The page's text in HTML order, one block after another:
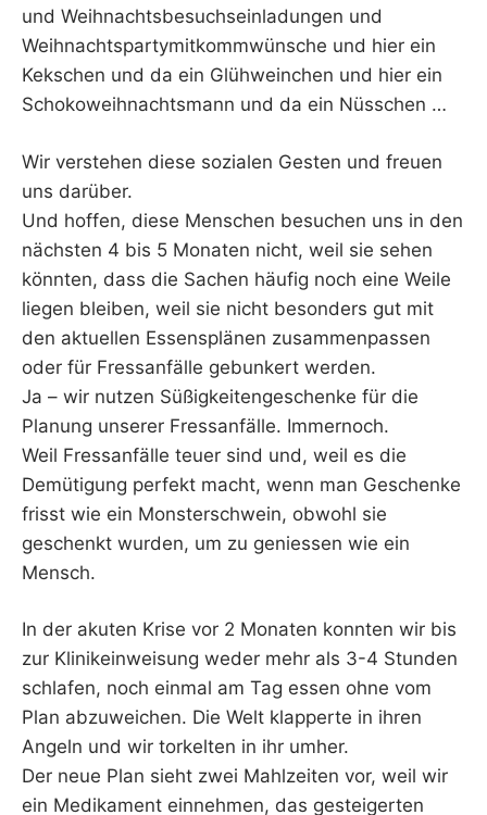
und Weihnachtsbesuchseinladungen und
Weihnachtspartymitkommwünsche und hier ein
Kekschen und da ein Glühweinchen und hier ein
Schokoweihnachtsmann und da ein Nüsschen …
Wir verstehen diese sozialen Gesten und freuen
uns darüber.
Und hoffen, diese Menschen besuchen uns in den
nächsten 4 bis 5 Monaten nicht, weil sie sehen
könnten, dass die Sachen häufig noch eine Weile
liegen bleiben, weil sie nicht besonders gut mit
den aktuellen Essensplänen zusammenpassen
oder für Fressanfälle gebunkert werden.
Ja – wir nutzen Süßigkeitengeschenke für die
Planung unserer Fressanfälle. Immernoch.
Weil Fressanfälle teuer sind und, weil es die
Demütigung perfekt macht, wenn man Geschenke
frisst wie ein Monsterschwein, obwohl sie
geschenkt wurden, um zu geniessen wie ein
Mensch.
In der akuten Krise vor 2 Monaten konnten wir bis
zur Klinikeinweisung weder mehr als 3-4 Stunden
schlafen, noch einmal am Tag essen ohne vom
Plan abzuweichen. Die Welt klapperte in ihren
Angeln und wir torkelten in ihr umher.
Der neue Plan sieht zwei Mahlzeiten vor, weil wir
ein Medikament einnehmen, das gesteigerten